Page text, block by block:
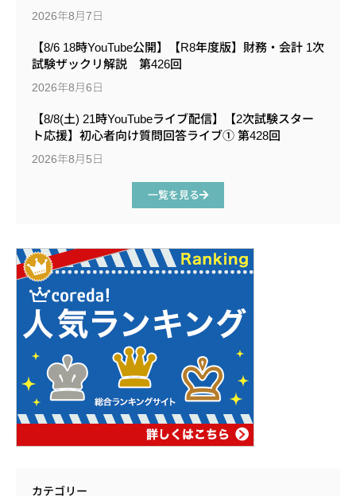
2026年8月7日
【8/6 18時YouTube公開】【R8年度版】財務・会計 1次
試験ザックリ解説 第426回
2026年8月6日
【8/8(土) 21時YouTubeライブ配信】【2次試験スター
ト応援】初心者向け質問回答ライブ① 第428回
2026年8月5日
一覧を見る
カテゴリー